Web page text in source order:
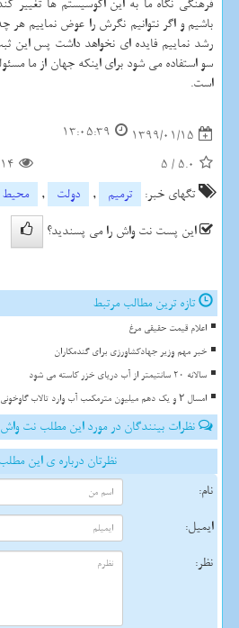
باشیم و اگر نتوانیم نگرش را عوض نماییم
رشد نماییم فایده ای نخواهد داشت پس این
سو استفاده می شود برای اینكه جهان از ما
است.
1399/01/15
13:05:39
5.0
/
5
تگهای خبر:
ترمیم , دولت ,
این پست نت واش را می پسندید؟
تازه ترین مطالب مرتبط
اعلام قیمت حقیقی مرغ
خبر مهم وزیر جهادکشاورزی برای گندمکاران
سالانه 20 سانتیمتر از آب دریای خزر کاسته می شود
امسال ۲ و یک دهم میلیون مترمکعب آب وارد تالاب گاوخونی شد
نظرات بینندگان در مورد این مطلب نت واش
نظرتان درباره ی این
نام:
ایمیل:
نظر: